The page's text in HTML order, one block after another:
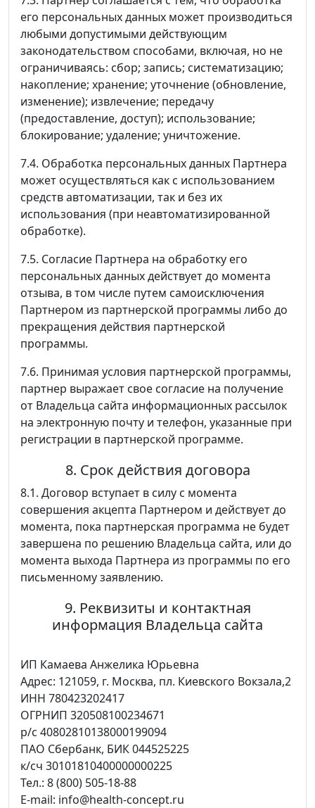
его персональных данных может производиться
любыми допустимыми действующим
законодательством способами, включая, но не
ограничиваясь: сбор; запись; систематизацию;
накопление; хранение; уточнение (обновление,
изменение); извлечение; передачу
(предоставление, доступ); использование;
блокирование; удаление; уничтожение.
7.4. Обработка персональных данных Партнера
может осуществляться как с использованием
средств автоматизации, так и без их
использования (при неавтоматизированной
обработке).
7.5. Согласие Партнера на обработку его
персональных данных действует до момента
отзыва, в том числе путем самоисключения
Партнером из партнерской программы либо до
прекращения действия партнерской
программы.
7.6. Принимая условия партнерской программы,
партнер выражает свое согласие на получение
от Владельца сайта информационных рассылок
на электронную почту и телефон, указанные при
регистрации в партнерской программе.
8. Срок действия договора
8.1. Договор вступает в силу с момента
совершения акцепта Партнером и действует до
момента, пока партнерская программа не будет
завершена по решению Владельца сайта, или до
момента выхода Партнера из программы по его
письменному заявлению.
9. Реквизиты и контактная
информация Владельца сайта
ИП Камаева Анжелика Юрьевна
Адрес: 121059, г. Москва, пл. Киевского Вокзала,2
ИНН 780423202417
ОГРНИП 320508100234671
р/с 40802810138000199094
ПАО Сбербанк, БИК 044525225
к/сч 30101810400000000225
Тел.: 8 (800) 505-18-88
E-mail: info@health-concept.ru